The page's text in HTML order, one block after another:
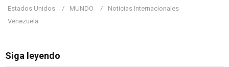
Estados Unidos
MUNDO
Noticias Internacionales
Venezuela
Siga leyendo